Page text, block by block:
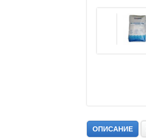
ОПИСАНИЕ